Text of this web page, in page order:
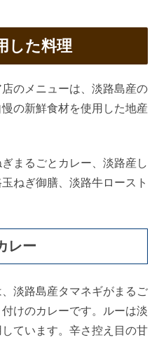
した料理
のメニューは、淡路島産の
の新鮮食材を使用した地産
まるごとカレー、淡路産し
ねぎ御膳、淡路牛ロースト
レー
淡路島産タマネギがまるご
けのカレーです。ルーは淡
ています。辛さ控え目の甘